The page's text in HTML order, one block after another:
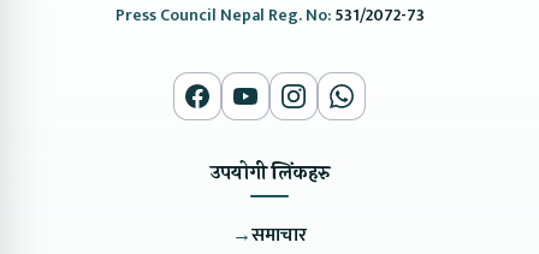
Press Council Nepal Reg. No:531/2072-73
उपयोगी लिंकहरु
→समाचार